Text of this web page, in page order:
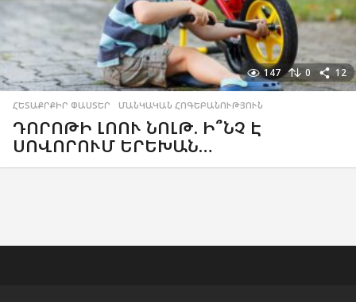
147 0 12
ՀԵՏԱՔՐՔԻՐ ՓԱՍՏԵՐ ,ՄԱՆԿԱԿԱՆ ՀՈԳԵԲԱՆՈՒԹՅՈՒՆ
ԴՈՐՈԹԻ ԼՈՈՒ ՆՈԼԹ. Ի՞ՆՉ Է
ՍՈՎՈՐՈՒՄ ԵՐԵԽԱՆ…